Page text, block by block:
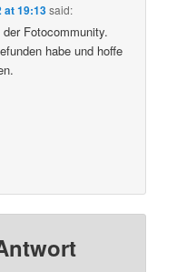
at 19:13said:
Fotocommunity.
habe und hoffe